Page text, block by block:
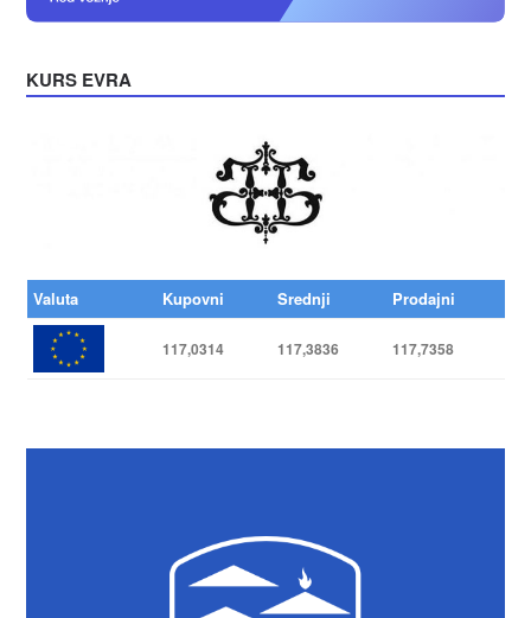
KURS EVRA
Valuta Kupovni Srednji Prodajni
117,0314 117,3836 117,7358